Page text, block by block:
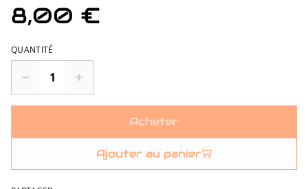
8,00 €
QUANTITÉ
Acheter
Ajouter au panier